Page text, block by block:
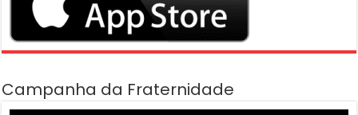
Campanha da Fraternidade